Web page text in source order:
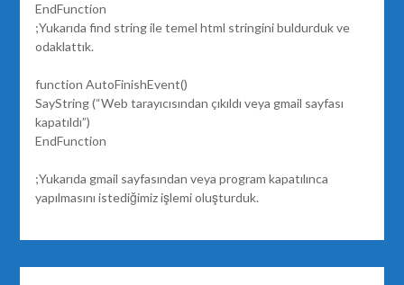
EndFunction
;Yukarıda find string ile temel html stringini buldurduk ve
odaklattık.
function AutoFinishEvent()
SayString (“Web tarayıcısından çıkıldı veya gmail sayfası
kapatıldı”)
EndFunction
;Yukarıda gmail sayfasından veya program kapatılınca
yapılmasını istediğimiz işlemi oluşturduk.